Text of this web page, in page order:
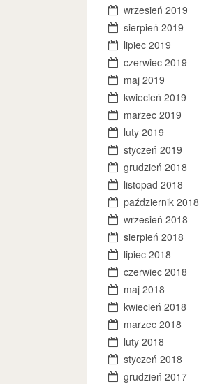
wrzesień 2019
sierpień 2019
lipiec 2019
czerwiec 2019
maj 2019
kwiecień 2019
marzec 2019
luty 2019
styczeń 2019
grudzień 2018
listopad 2018
październik 2018
wrzesień 2018
sierpień 2018
lipiec 2018
czerwiec 2018
maj 2018
kwiecień 2018
marzec 2018
luty 2018
styczeń 2018
grudzień 2017